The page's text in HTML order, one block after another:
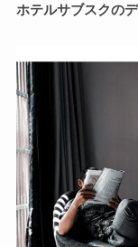
ホテルサブスクの